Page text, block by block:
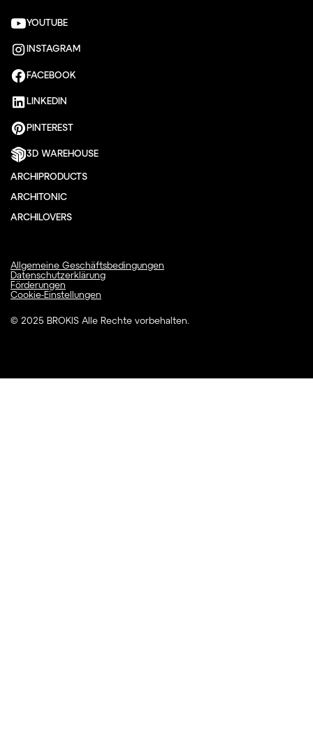
YOUTUBE
INSTAGRAM
FACEBOOK
LINKEDIN
PINTEREST
3D WAREHOUSE
ARCHIPRODUCTS
ARCHITONIC
ARCHILOVERS
© 2025 BROKIS Alle Rechte vorbehalten.
Allgemeine Geschäftsbedingungen
Datenschutzerklärung
Förderungen
Cookie-Einstellungen